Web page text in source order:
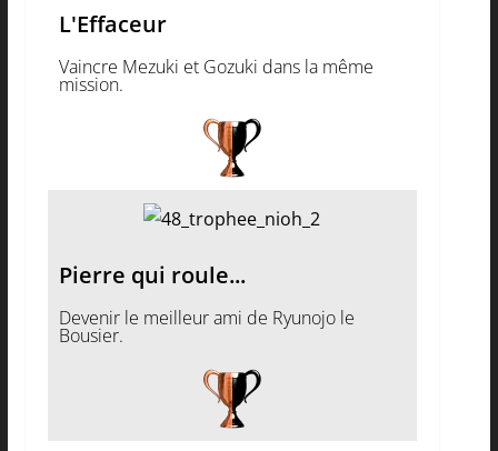
L'Effaceur
Vaincre Mezuki et Gozuki dans la même
mission.
Pierre qui roule...
Devenir le meilleur ami de Ryunojo le
Bousier.